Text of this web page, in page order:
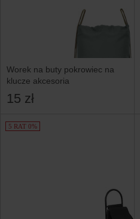
Worek na buty pokrowiec na
klucze akcesoria
15 zł
5 RAT 0%